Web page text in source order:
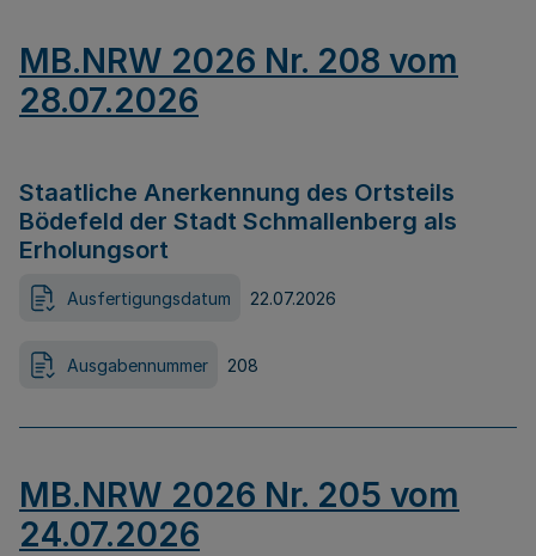
MB.NRW 2026 Nr. 208 vom
28.07.2026
Staatliche Anerkennung des Ortsteils
Bödefeld der Stadt Schmallenberg als
Erholungsort
Ausfertigungsdatum 22.07.2026
Ausgabennummer 208
MB.NRW 2026 Nr. 205 vom
24.07.2026